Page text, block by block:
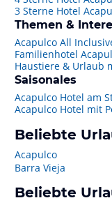
3 Sterne Hotel
Themen &
Acapulco All
Familienhotel
Haustiere & Urlaub
Saisonales
Acapulco Hotel am
Acapulco Hotel mit
Beliebte
Acapulco
Barra Vieja
Beliebte